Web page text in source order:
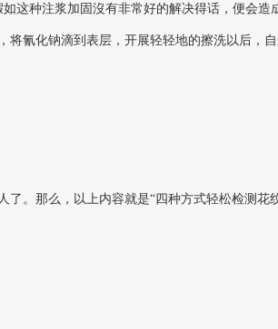
种注浆加固沒有非常好的解决得话，便会造
氰化钠滴到表层，开展轻轻地的擦洗以后，
那么，以上内容就是“四种方式轻松检测花